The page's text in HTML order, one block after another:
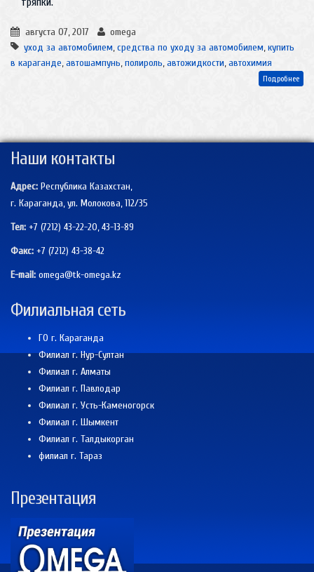
августа 07, 2017
omega
уход за автомобилем,средства по уходу за автомобилем,купить
в караганде,автошампунь,полироль,автожидкости,автохимия
Подробнее
Наши контакты
Адрес: Республика Казахстан,
г. Караганда, ул. Молокова, 112/35
Тел: +7 (7212) 43-22-20, 43-13-89
Факс: +7 (7212) 43-38-42
E-mail: omega@tk-omega.kz
Филиальная сеть
ГО г. Караганда
Филиал г. Нур-Султан
Филиал г. Алматы
Филиал г. Павлодар
Филиал г. Усть-Каменогорск
Филиал г. Шымкент
Филиал г. Талдыкорган
филиал г. Тараз
Презентация